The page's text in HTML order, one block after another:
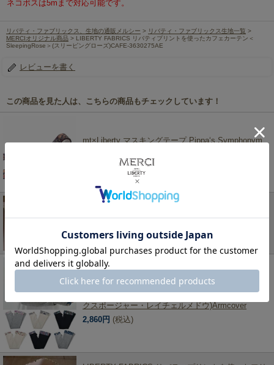
ネコポスは5mまで対応可能です。
リバティ・ファブリックス、生地の通販メルシー > リバティ・ファブリックス生地一覧 >
MERCIオリジナル商品 > LIBERTY FABRICS リバティプリントを使ったカフェカーテン＜
SleepingRose＞(スリーピングローズ)CAFE-3630275AE
レビューを書く
この商品を見た人は、こちらの商品もチェックしています！
mt×Liberty マスキングテープ Pippa‘s Symphonym
(税込)
ェカーテン<br>＜Field Flower＞(フィールドフラワ
308円 (税込)
LIBERTY FABRICS リバティプリントを使ったアー
クスポージャー・レイチェルメドウ)Armcover
2,860円 (税込)